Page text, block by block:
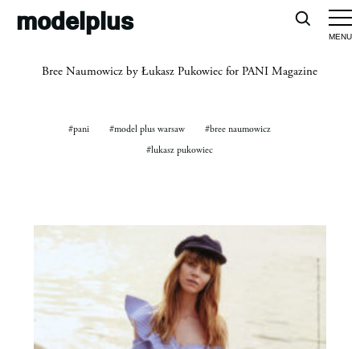
modelplus
Bree Naumowicz by Łukasz Pukowiec for PANI Magazine
#pani #model plus warsaw
#bree naumowicz
#lukasz pukowiec